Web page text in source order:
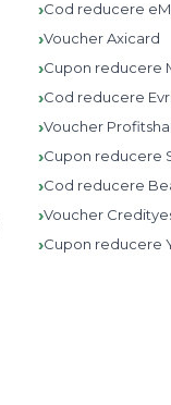
›Cod reducere
›VoucherAxicard
›Cupon reducere
›Cod reducere
›Voucher
›Cupon reducere
›Cod reducere
›Voucher
›Cupon reducere